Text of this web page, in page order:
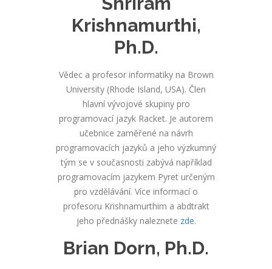
Krishnamurthi,
Ph.D.
Vědec a profesor informatiky na Brown
University (Rhode Island, USA). Člen
hlavní vývojové skupiny pro
programovací jazyk Racket. Je autorem
učebnice zaměřené na návrh
programovacích jazyků a jeho výzkumný
tým se v současnosti zabývá například
programovacím jazykem Pyret určeným
pro vzdělávání. Více informací o
profesoru Krishnamurthim a abdtrakt
jeho přednášky naleznete zde.
Brian Dorn, Ph.D.